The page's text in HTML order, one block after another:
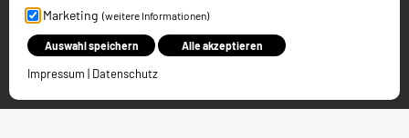
Marketing (weitere Informationen)
Auswahl speichern Alle akzeptieren
Impressum | Datenschutz